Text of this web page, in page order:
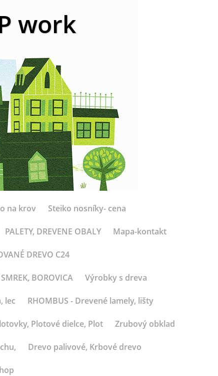
work
na krov Steiko nosníky- cena
PALETY, DREVENE OBALY Mapa-kontakt
DREVO C24
BOROVICA Výrobky s dreva
lec RHOMBUS - Drevené lamely, lišty
Plotové dielce, Plot Zrubový obklad
Drevo palivové, Krbové drevo